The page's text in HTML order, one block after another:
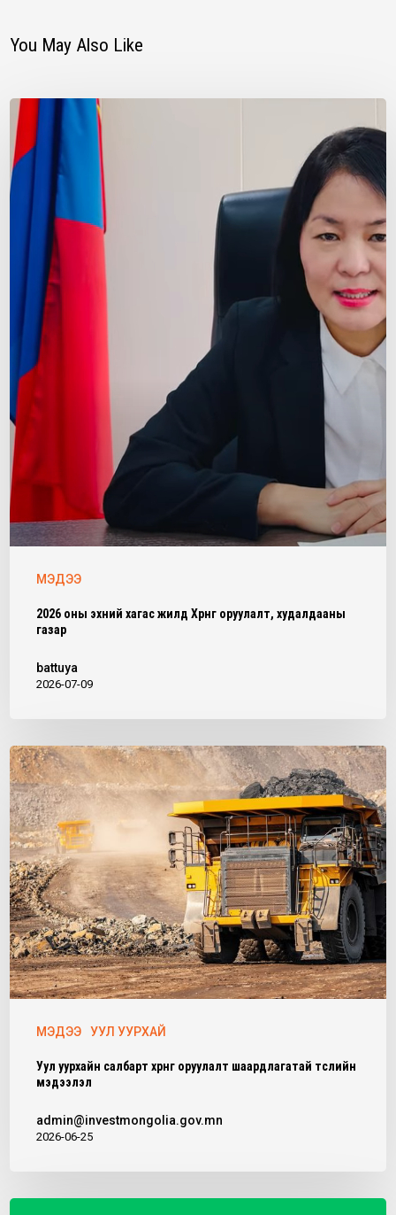
You May Also Like
МЭДЭЭ
2026 оны эхний хагас жилд Хөрөнгө оруулалт, худалдааны
газар
battuya
2026-07-09
МЭДЭЭ УУЛ УУРХАЙ
Уул уурхайн салбарт хөрөнгө оруулалт шаардлагатай төслийн
мэдээлэл
admin@investmongolia.gov.mn
2026-06-25